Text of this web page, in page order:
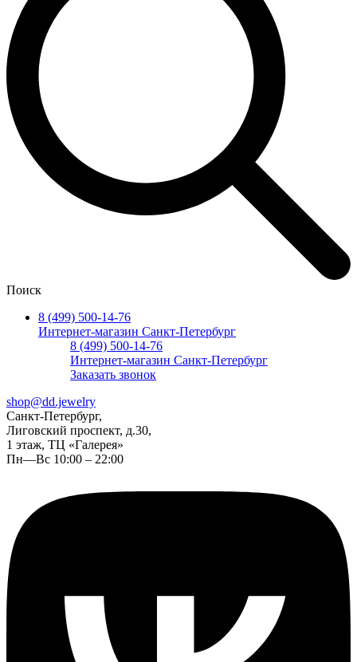
Поиск
8 (499) 500-14-76
Интернет-магазин Санкт-Петербург
8 (499) 500-14-76
Интернет-магазин Санкт-Петербург
Заказать звонок
shop@dd.jewelry
Санкт-Петербург,
Лиговский проспект, д.30,
1 этаж, ТЦ «Галерея»
Пн—Вс 10:00 – 22:00